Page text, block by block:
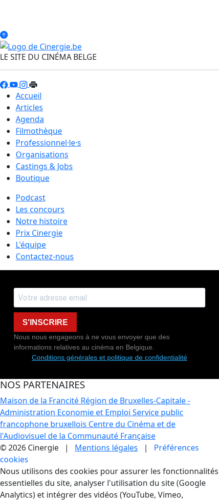
LE SITE DU CINÉMA BELGE
Accueil
Articles
Agenda
Filmothèque
Professionnel·le·s
Organisations
Castings & Jobs
Boutique
Podcast
Les concours
Notre histoire
Prix Cinergie
L'équipe
Contactez-nous
S'INSCRIRE
Nous nous engageons à ne vous envoyer que des
informations relatives au cinéma en Belgique.
Conditions générales et politique de confidentialité
NOS PARTENAIRES
Maison de la Francité Région de Bruxelles-Capitale -
Administration Economie et Emploi Service public
francophone bruxellois Centre du Cinéma et de
l'Audiovisuel de la Communauté Française
© 2026 Cinergie | Mentions légales | Préférences
cookies
Gestion des Cookies
Nous utilisons des cookies pour assurer les fonctionnalités
essentielles du site, analyser l'utilisation du site (Google
Analytics) et intégrer des vidéos (YouTube, Vimeo,